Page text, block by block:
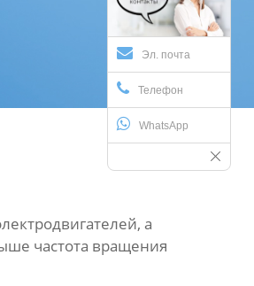
Эл. почта
Телефон
WhatsApp
а
частота вращения